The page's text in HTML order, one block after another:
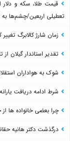
تعطیلی اربعین/چشم‌ها به
زمان شارژ کالابرگ
تقدیر استاندار گیلان
شوک به هواداران
شرط ادامه دریافت
چرا بعضی خانواده ها
درگذشت دکتر هانیه